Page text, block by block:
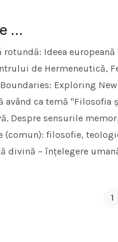
…
rotundă: Ideea
de Hermeneutică,
Exploring
având ca temă "Filosofia
Despre sensurile
(comun): filosofie,
divină – înțelegere
1